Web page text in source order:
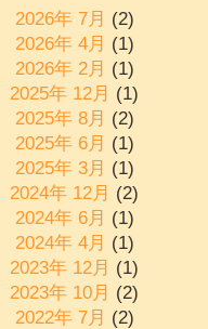
2026年 7月 (2)
2026年 4月 (1)
2026年 2月 (1)
2025年 12月 (1)
2025年 8月 (2)
2025年 6月 (1)
2025年 3月 (1)
2024年 12月 (2)
2024年 6月 (1)
2024年 4月 (1)
2023年 12月 (1)
2023年 10月 (2)
2022年 7月 (2)